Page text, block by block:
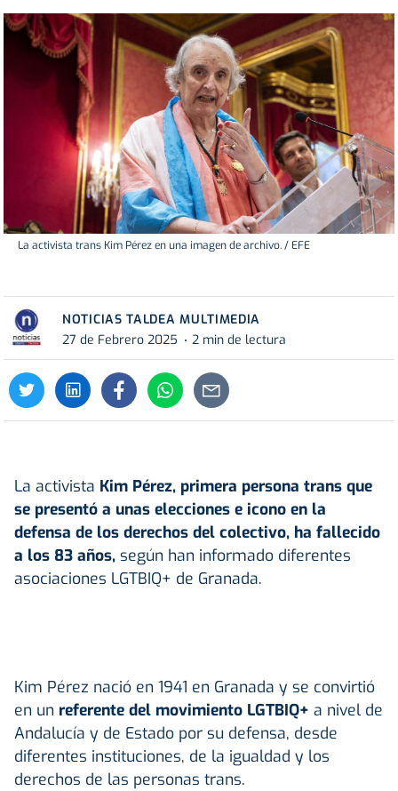
La activista trans Kim Pérez en una imagen de archivo. / EFE
NOTICIAS TALDEA MULTIMEDIA
27 de Febrero 2025
2 min de lectura
La activista Kim Pérez, primera persona trans que
se presentó a unas elecciones e icono en la
defensa de los derechos del colectivo, ha fallecido
a los 83 años, según han informado diferentes
asociaciones LGTBIQ+ de Granada.
Kim Pérez nació en 1941 en Granada y se convirtió
en un referente del movimiento LGTBIQ+ a nivel de
Andalucía y de Estado por su defensa, desde
diferentes instituciones, de la igualdad y los
derechos de las personas trans.